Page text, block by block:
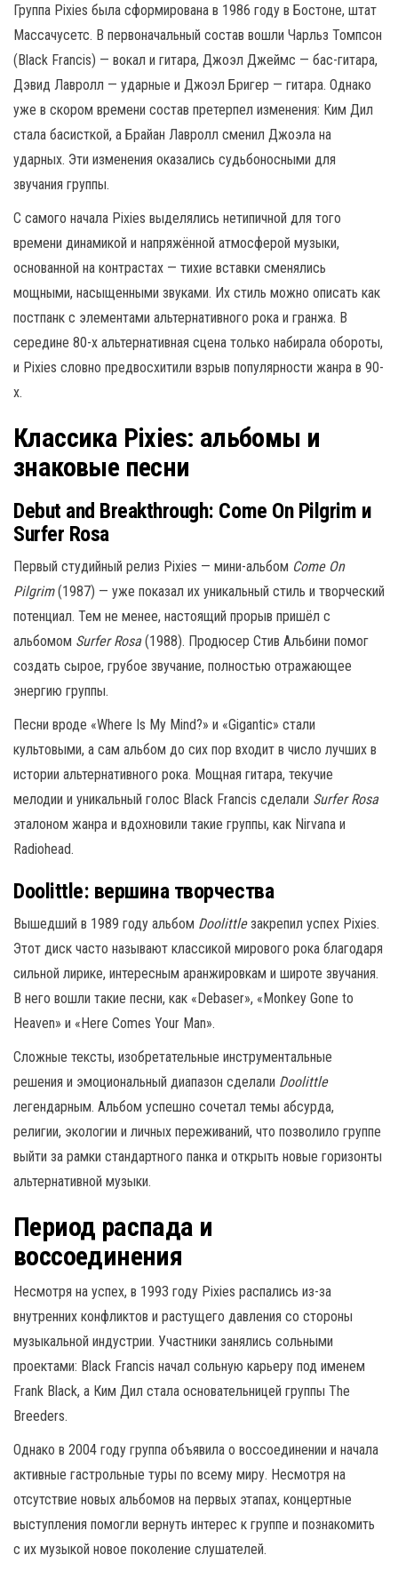
Группа Pixies была сформирована в 1986 году в Бостоне, штат
Массачусетс. В первоначальный состав вошли Чарльз Томпсон
(Black Francis) — вокал и гитара, Джоэл Джеймс — бас-гитара,
Дэвид Лавролл — ударные и Джоэл Бригер — гитара. Однако
уже в скором времени состав претерпел изменения: Ким Дил
стала басисткой, а Брайан Лавролл сменил Джоэла на
ударных. Эти изменения оказались судьбоносными для
звучания группы.
С самого начала Pixies выделялись нетипичной для того
времени динамикой и напряжённой атмосферой музыки,
основанной на контрастах — тихие вставки сменялись
мощными, насыщенными звуками. Их стиль можно описать как
постпанк с элементами альтернативного рока и гранжа. В
середине 80-х альтернативная сцена только набирала обороты,
и Pixies словно предвосхитили взрыв популярности жанра в 90-
х.
Классика Pixies: альбомы и
знаковые песни
Debut and Breakthrough: Come On Pilgrim и
Surfer Rosa
Первый студийный релиз Pixies — мини-альбом Come On
Pilgrim(1987) — уже показал их уникальный стиль и творческий
потенциал. Тем не менее, настоящий прорыв пришёл с
альбомом Surfer Rosa(1988). Продюсер Стив Альбини помог
создать сырое, грубое звучание, полностью отражающее
энергию группы.
Песни вроде «Where Is My Mind?» и «Gigantic» стали
культовыми, а сам альбом до сих пор входит в число лучших в
истории альтернативного рока. Мощная гитара, текучие
мелодии и уникальный голос Black Francis сделали Surfer Rosa
эталоном жанра и вдохновили такие группы, как Nirvana и
Radiohead.
Doolittle: вершина творчества
Вышедший в 1989 году альбом Doolittleзакрепил успех Pixies.
Этот диск часто называют классикой мирового рока благодаря
сильной лирике, интересным аранжировкам и широте звучания.
В него вошли такие песни, как «Debaser», «Monkey Gone to
Heaven» и «Here Comes Your Man».
Сложные тексты, изобретательные инструментальные
решения и эмоциональный диапазон сделали Doolittle
легендарным. Альбом успешно сочетал темы абсурда,
религии, экологии и личных переживаний, что позволило группе
выйти за рамки стандартного панка и открыть новые горизонты
альтернативной музыки.
Период распада и
воссоединения
Несмотря на успех, в 1993 году Pixies распались из-за
внутренних конфликтов и растущего давления со стороны
музыкальной индустрии. Участники занялись сольными
проектами: Black Francis начал сольную карьеру под именем
Frank Black, а Ким Дил стала основательницей группы The
Breeders.
Однако в 2004 году группа объявила о воссоединении и начала
активные гастрольные туры по всему миру. Несмотря на
отсутствие новых альбомов на первых этапах, концертные
выступления помогли вернуть интерес к группе и познакомить
с их музыкой новое поколение слушателей.